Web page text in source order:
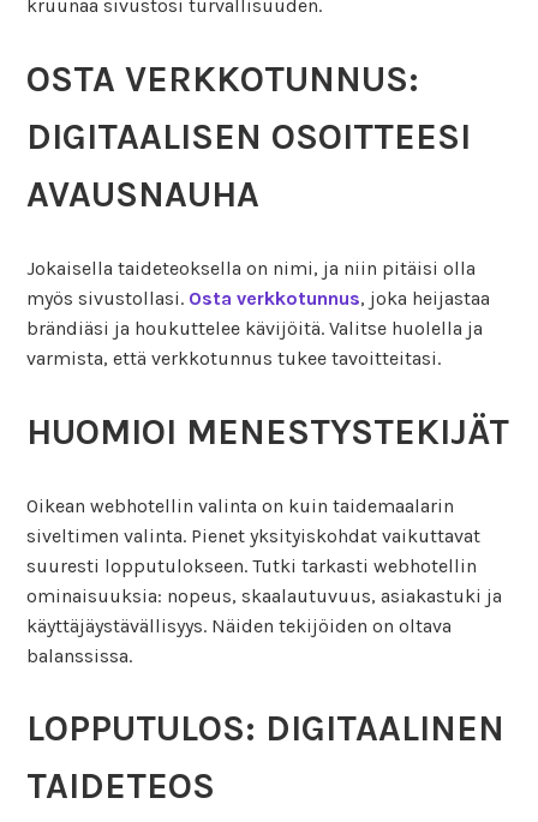
kruunaa sivustosi turvallisuuden.
OSTA VERKKOTUNNUS:
DIGITAALISEN OSOITTEESI
AVAUSNAUHA
Jokaisella taideteoksella on nimi, ja niin pitäisi olla
myös sivustollasi. Osta verkkotunnus, joka heijastaa
brändiäsi ja houkuttelee kävijöitä. Valitse huolella ja
varmista, että verkkotunnus tukee tavoitteitasi.
HUOMIOI MENESTYSTEKIJÄT
Oikean webhotellin valinta on kuin taidemaalarin
siveltimen valinta. Pienet yksityiskohdat vaikuttavat
suuresti lopputulokseen. Tutki tarkasti webhotellin
ominaisuuksia: nopeus, skaalautuvuus, asiakastuki ja
käyttäjäystävällisyys. Näiden tekijöiden on oltava
balanssissa.
LOPPUTULOS: DIGITAALINEN
TAIDETEOS